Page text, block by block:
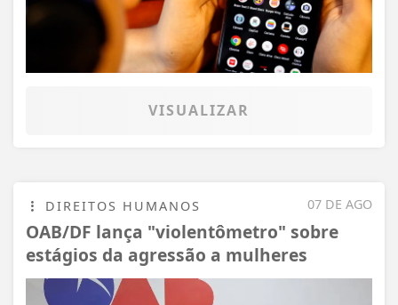
VISUALIZAR
07 DE AGO
DIREITOS HUMANOS
OAB/DF lança "violentômetro" sobre
estágios da agressão a mulheres